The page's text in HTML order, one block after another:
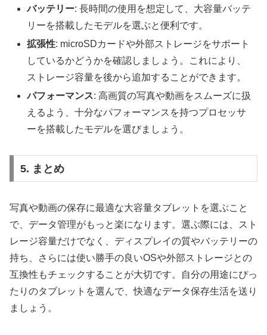
バッテリー: 長時間の使用を想定して、大容量バッテ
リーを搭載したモデルを選ぶと便利です。
拡張性: microSDカードや外部ストレージをサポート
しているかどうかを確認しましょう。これにより、
ストレージ容量を後から追加することができます。
パフォーマンス: 高画質の写真や動画をスムーズに扱
えるよう、十分なパフォーマンスを持つプロセッサ
ーを搭載したモデルを選びましょう。
5. まとめ
写真や動画の保存に最適な大容量タブレットを選ぶこと
で、データ管理がもっと楽になります。選ぶ際には、スト
レージ容量だけでなく、ディスプレイの質やバッテリーの
持ち、さらには使い勝手の良いOSや外部ストレージとの
互換性もチェックすることが大切です。自分の用途にぴっ
たりのタブレットを選んで、快適なデータ保存生活を送り
ましょう。